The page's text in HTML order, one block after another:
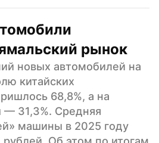
рынок
новых автомобилей на
китайских
68,8%, а на
— 31,3%. Средняя
машины в 2025 году